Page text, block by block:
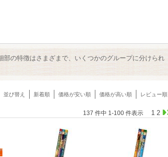
の特徴はさまざまで、いくつかのグループに分けられ
並び替え 新着順 価格が安い順 価格が高い順 レビュー順
137 件中 1-100 件表示 1 2